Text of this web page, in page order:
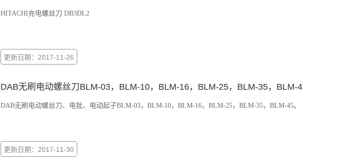
HITACHI充电螺丝刀 DB3DL2
更新日期：2017-11-26
DAB无刷电动螺丝刀BLM-03，BLM-10，BLM-16，BLM-25，BLM-35，BLM-4
DAB无刷电动螺丝刀、电批、电动起子BLM-03，BLM-10，BLM-16，BLM-25，BLM-35，BLM-45。
更新日期：2017-11-30